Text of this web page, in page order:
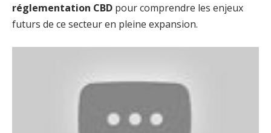
réglementation CBD pour comprendre les enjeux
futurs de ce secteur en pleine expansion.